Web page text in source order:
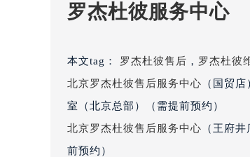
黑龙江省双鸭山市尖山
黑龙江省伊春市伊美区
吉林省吉林市船营区河
吉林省辽源市龙山区人
罗杰杜彼服务中心
本文tag： 罗杰杜彼售后 ， 罗杰杜彼
北京罗杰杜彼售后服务中心 （国贸
室（北京总部）（需提前预约）
北京罗杰杜彼售后服务中心 （王府
前预约）